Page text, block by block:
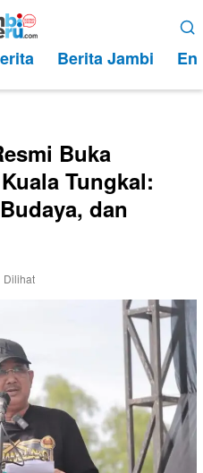
Berita Jambi
Buka
Tungkal:
dan
Dilihat